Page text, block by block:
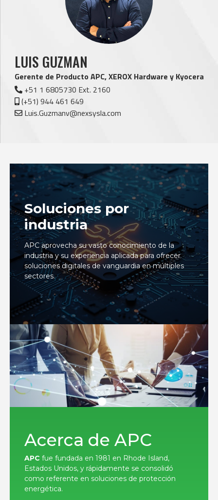
LUIS GUZMAN
Gerente de Producto APC, XEROX Hardware y Kyocera
+51 1 6805730 Ext. 2160
(+51) 944 461 649
Luis.Guzmanv@nexsysla.com
Soluciones por
industria
APC aprovecha su vasto conocimiento de la
industria y su experiencia aplicada para ofrecer
soluciones digitales de vanguardia en múltiples
sectores.
Acerca de APC
APC fue fundada en 1981 en Rhode Island,
Estados Unidos, y rápidamente se consolidó
como referente en soluciones de protección
energética.